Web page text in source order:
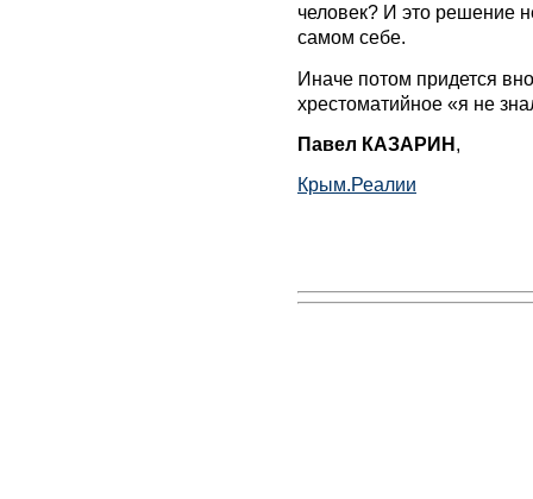
человек? И это решение
самом себе.
Иначе потом придется
хрестоматийное «я не
Павел КАЗАРИН,
Крым.Реалии